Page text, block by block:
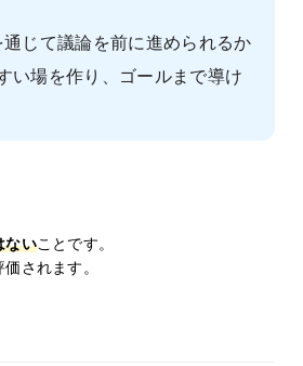
じて議論を前に進められるか
い場を作り、ゴールまで導け
ないことです。
されます。